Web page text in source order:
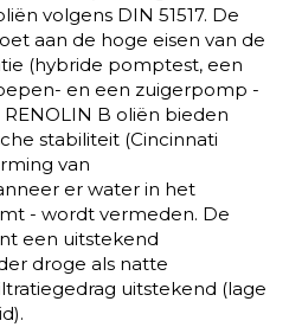
volgens DIN 51517. De
aan de hoge eisen van de
(hybride pomptest, een
en een zuigerpomp -
B oliën bieden
stabiliteit (Cincinnati
van
er water in het
- wordt vermeden. De
een uitstekend
droge als natte
uitstekend (lage